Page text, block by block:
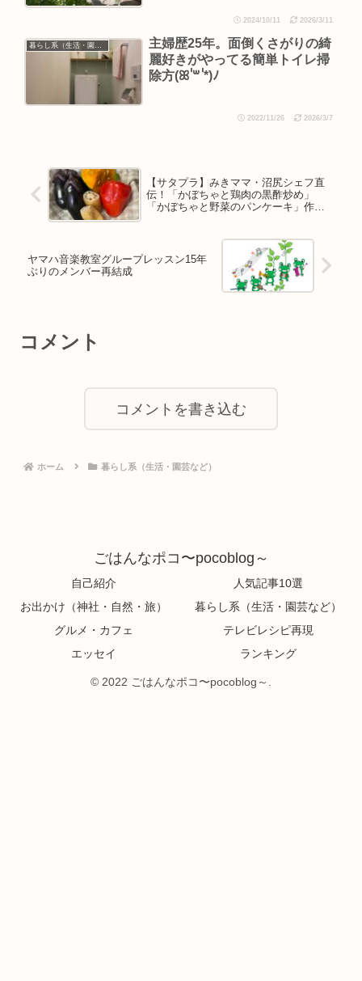
2024/10/11 2026/3/11
主婦歴25年。面倒くさがりの綺
麗好きがやってる簡単トイレ掃
除方(ꕤ ॑꒳ ॑*)ﾉ
2022/11/26 2026/3/7
【サタプラ】みきママ・沼尻シェフ直
伝！「かぼちゃと鶏肉の黒酢炒め」
「かぼちゃと野菜のパンケーキ」作っ
ヤマハ音楽教室グループレッスン15年
ぶりのメンバー再結成
コメント
コメントを書き込む
ホーム 暮らし系（生活・園芸など）
ごはんなポコ〜pocoblog～
自己紹介
人気記事10選
お出かけ（神社・自然・旅）
暮らし系（生活・園芸など）
グルメ・カフェ
テレビレシピ再現
エッセイ
ランキング
© 2022 ごはんなポコ〜pocoblog～.